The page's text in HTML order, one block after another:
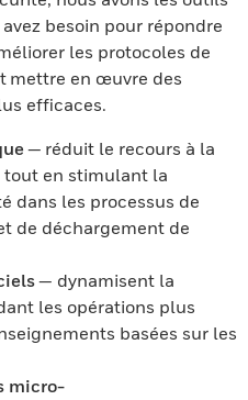
besoin pour répondre
les protocoles de
mettre en œuvre des
efficaces.
— réduit le recours à la
en stimulant la
dans les processus de
de déchargement de
— dynamisent la
les opérations plus
basées sur les
micro-